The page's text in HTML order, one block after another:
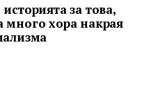
за това,
много хора накрая